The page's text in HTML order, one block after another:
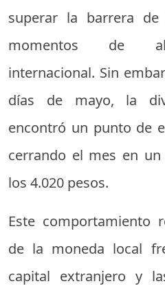
superar la barrera
momentos de
internacional. Sin
días de mayo, la
encontró un punto de
cerrando el mes en
los 4.020 pesos.
Este comportamiento
de la moneda local
capital extranjero y